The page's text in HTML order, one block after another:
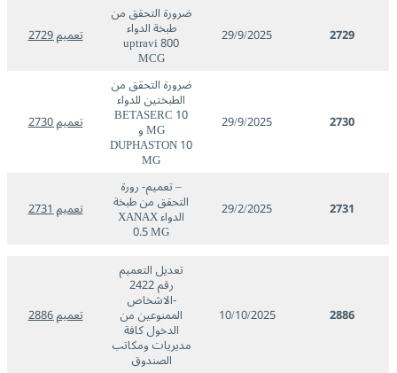
2729
29/9/2025
ضرورة التحقق من
طبخة الدواء
uptravi 800
MCG
تعميم 2729
2730
29/9/2025
ضرورة التحقق من
الطبختين للدواء
BETASERC 10
MG و
DUPHASTON 10
MG
تعميم 2730
2731
29/2/2025
– تعميم- رورة
التحقق من طبخة
الدواء XANAX
0.5 MG
تعميم 2731
2886
10/10/2025
تعديل التعميم
رقم 2422
-الاشخاص
الممنوعين من
الدخول كافة
مديريات ومكاتب
الصندوق
تعميم 2886